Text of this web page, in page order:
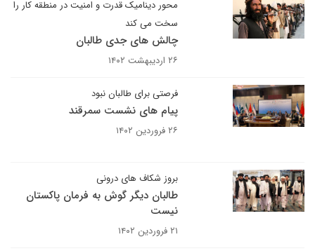
محور دینامیک قدرت و امنیت در منطقه کار را
سخت می کند
چالش های جدی طالبان
۲۶ اردیبهشت ۱۴۰۲
فرصتی برای طالبان نبود
پیام های نشست سمرقند
۲۶ فروردین ۱۴۰۲
بروز شکاف های درونی
طالبان دیگر گوش به فرمان پاکستان
نیست
۲۱ فروردین ۱۴۰۲